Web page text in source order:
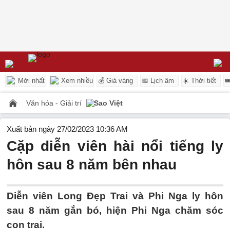
Mới nhất Xem nhiều 💰 Giá vàng 📅 Lịch âm ☀️ Thời tiết
Văn hóa - Giải trí Sao Việt
Xuất bản ngày 27/02/2023 10:36 AM
Cặp diễn viên hài nổi tiếng ly
hôn sau 8 năm bên nhau
Diễn viên Long Đẹp Trai và Phi Nga ly hôn
sau 8 năm gắn bó, hiện Phi Nga chăm sóc
con trai.